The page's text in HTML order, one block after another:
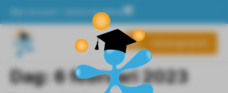
Online Academy
Adviesgesprek
Dag:6 februari 2023